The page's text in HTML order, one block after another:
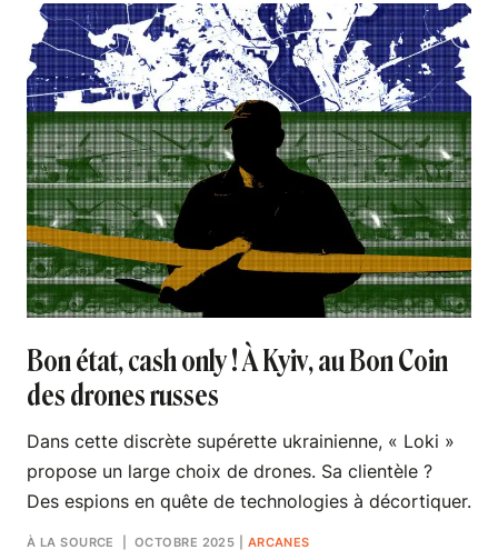
Bon état, cash only ! À Kyiv, au Bon Coin
des drones russes
Dans cette discrète supérette ukrainienne, « Loki »
propose un large choix de drones. Sa clientèle ?
Des espions en quête de technologies à décortiquer.
À LA SOURCE | OCTOBRE 2025 ARCANES